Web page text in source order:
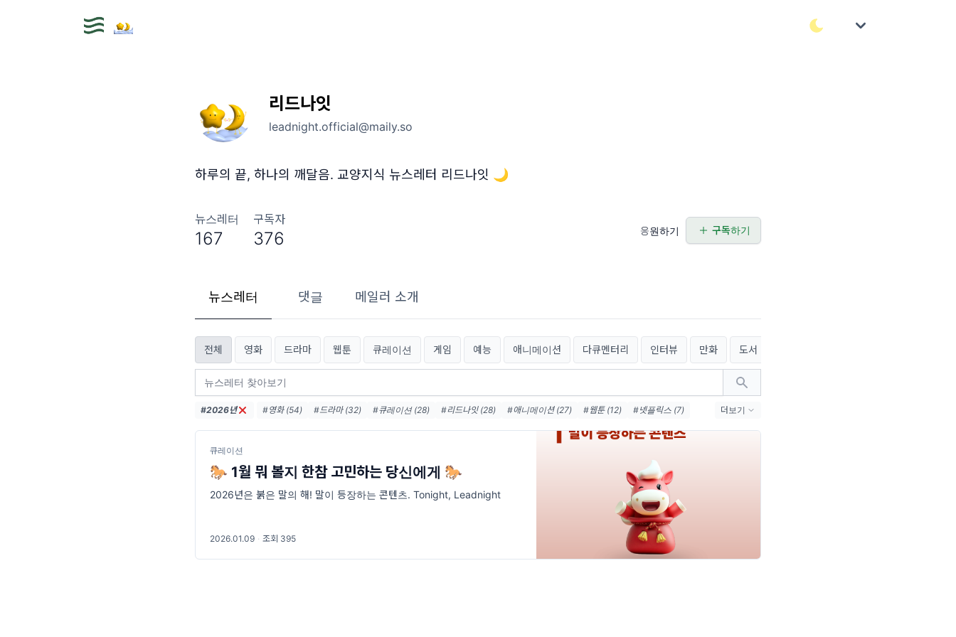
리드나잇
leadnight.official@maily.so
하루의 끝, 하나의 깨달음. 교양지식 뉴스레터 리드나잇 🌙
뉴스레터
167
구독자
376 응원하기 구독하기
뉴스레터 댓글 메일러 소개
전체 영화 드라마 웹툰 큐레이션 게임 예능 애니메이션 다큐멘터리 인터뷰 만화 도서
#2026년 #영화 (54) #드라마 (32) #큐레이션 (28) #리드나잇 (28) #애니메이션 (27) #웹툰 (12)
#넷플릭스 (7)
더보기
큐레이션
🐎 1월 뭐 볼지 한참 고민하는 당신에게 🐎
2026년은 붉은 말의 해! 말이 등장하는 콘텐츠. Tonight, Leadnight
2026.01.09 · 조회 395